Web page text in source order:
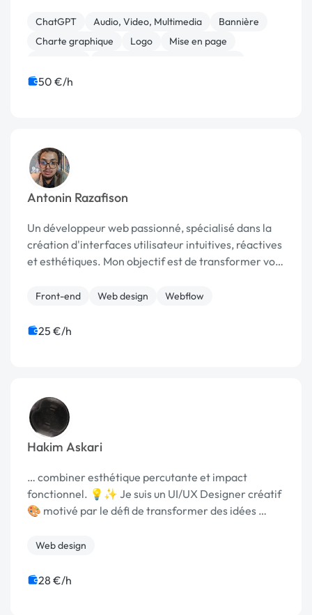
ChatGPT Audio, Video, Multimedia
Bannière
Charte graphique
Logo
Mise en page
50 €/h
Antonin Razafison
Un développeur web passionné, spécialisé dans la
création d'interfaces utilisateur intuitives, réactives
et esthétiques. Mon objectif est de transformer vos
Front-end Web design Webflow
25 €/h
Hakim Askari
… combiner esthétique percutante et impact
fonctionnel. 💡✨ Je suis un UI/UX Designer créatif
🎨 motivé par le défi de transformer des idées …
Web design
28 €/h